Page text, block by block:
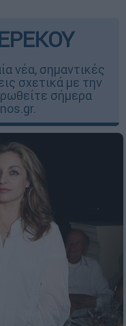
νέα, σημαντικές
σχετικά με την
σήμερα